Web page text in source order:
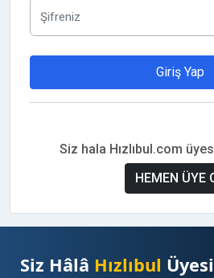
Giriş Yap
Siz hala Hızlıbul.com
HEMEN ÜYE
Siz Hâlâ Hızlıbul